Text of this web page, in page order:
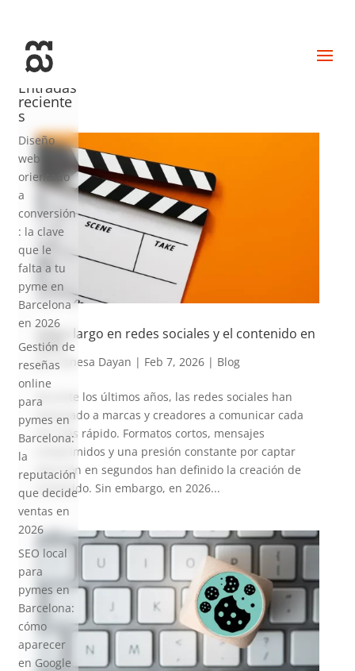
Vídeo largo en redes sociales y el contenido en
2026
porVanesa Dayan | Feb 7, 2026| Blog
Durante los últimos años, las redes sociales han
empujado a marcas y creadores a comunicar cada
vez más rápido. Formatos cortos, mensajes
comprimidos y una presión constante por captar
atención en segundos han definido la creación de
contenido. Sin embargo, en 2026...
Entradas
reciente
s
Diseño
web
orientado
a
conversión
: la clave
que le
falta a tu
pyme en
Barcelona
en 2026
Gestión de
reseñas
online
para
pymes en
Barcelona:
la
reputación
que decide
ventas en
2026
SEO local
para
pymes en
Barcelona:
cómo
aparecer
en Google